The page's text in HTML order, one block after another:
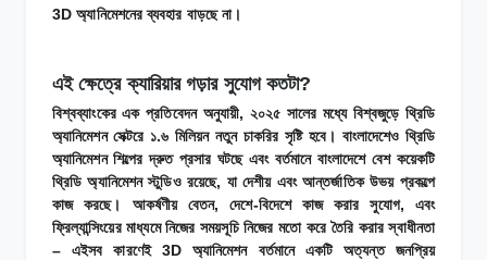
3D অ্যানিমেশনের ব্যবহার বাড়ছে না।
এই ক্ষেত্রে ক্যারিয়ার গড়ার সুযোগ কতটা?
বিশ্বব্যাংকের এক প্রতিবেদন অনুযায়ী, ২০২৫ সালের মধ্যে বিশ্বজুড়ে থ্রিডি
অ্যানিমেশন সেক্টরে ১.৬ মিলিয়ন নতুন চাকরির সৃষ্টি হবে। বাংলাদেশেও থ্রিডি
অ্যানিমেশন শিল্পের দ্রুত প্রসার ঘটছে এবং বর্তমানে বাংলাদেশে বেশ কয়েকটি
থ্রিডি অ্যানিমেশন স্টুডিও রয়েছে, যা দেশীয় এবং আন্তর্জাতিক উভয় প্রকল্পে
কাজ করছে। আকর্ষণীয় বেতন, দেশে-বিদেশে কাজ করার সুযোগ, এবং
ফ্রিল্যান্সিংয়ের মাধ্যমে নিজের সময়সূচি নিজের মতো করে তৈরি করার স্বাধীনতা
– এইসব কারণেই 3D অ্যানিমেশন বর্তমানে একটি অত্যন্ত জনপ্রিয়